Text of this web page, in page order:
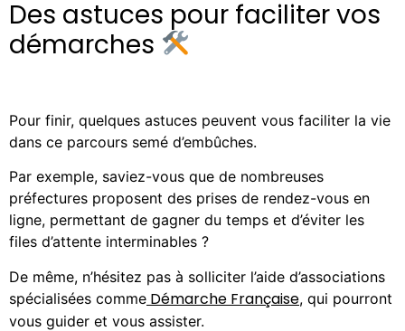
Des astuces pour faciliter vos
démarches
Pour finir, quelques astuces peuvent vous faciliter la vie
dans ce parcours semé d’embûches.
Par exemple, saviez-vous que de nombreuses
préfectures proposent des prises de rendez-vous en
ligne, permettant de gagner du temps et d’éviter les
files d’attente interminables ?
De même, n’hésitez pas à solliciter l’aide d’associations
spécialisées comme Démarche Française, qui pourront
vous guider et vous assister.